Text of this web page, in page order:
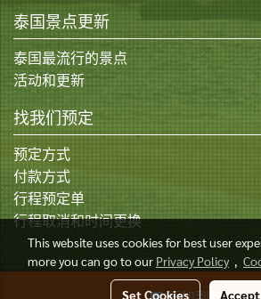
泰国景点更新
泰国最流行的景点
活动和更新
找我们预定
预定方式
付款方式
行程预定单
行程取消和时间更换
© Copyright 2015 All Rights
This website uses cookies for best user
more you can go to our Privacy Policy,
Set Cookies